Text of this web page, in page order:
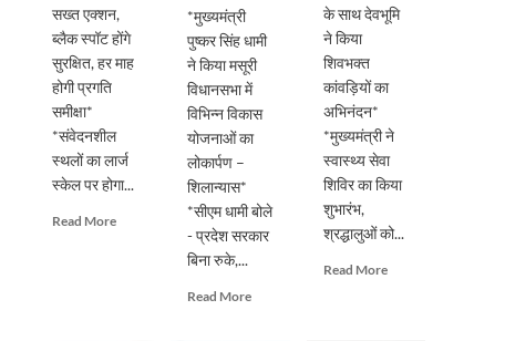
सख्त एक्शन,
ब्लैक स्पॉट होंगे
सुरक्षित, हर माह
होगी प्रगति
समीक्षा*
*संवेदनशील
स्थलों का लार्ज
स्केल पर होगा...
Read MoreRead
*मुख्यमंत्री
पुष्कर सिंह धामी
ने किया मसूरी
विधानसभा में
विभिन्न विकास
योजनाओं का
लोकार्पण –
शिलान्यास*
*सीएम धामी बोले
- प्रदेश सरकार
बिना रुके,...
Read MoreRead
के साथ देवभूमि
ने किया
शिवभक्त
कांवड़ियों का
अभिनंदन*
*मुख्यमंत्री ने
स्वास्थ्य सेवा
शिविर का किया
शुभारंभ,
श्रद्धालुओं को...
Read MoreRead